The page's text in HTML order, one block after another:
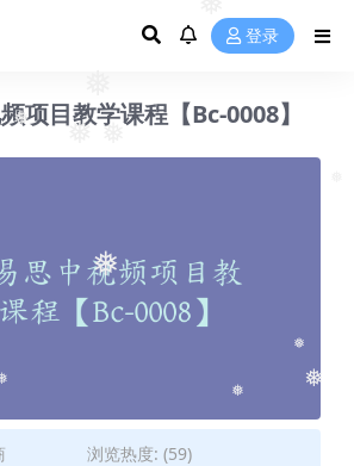
❅ ❅
❅
❅
❅
❅
❅ 登录
项目教学课程【Bc-0008】
浏览热度: (59)